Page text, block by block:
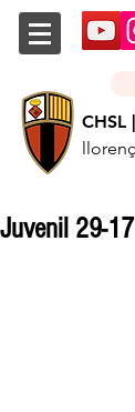
CHSL |
llorenç
Juvenil 29-